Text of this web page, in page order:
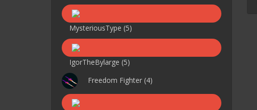
MysteriousType (5)
IgorTheBylarge (5)
Freedom Fighter (4)